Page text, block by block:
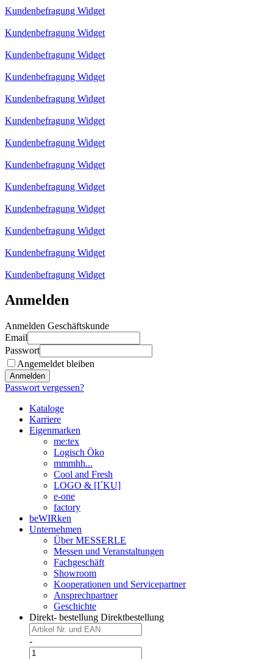
Kundenbefragung Widget
Kundenbefragung Widget
Kundenbefragung Widget
Kundenbefragung Widget
Kundenbefragung Widget
Kundenbefragung Widget
Kundenbefragung Widget
Kundenbefragung Widget
Kundenbefragung Widget
Kundenbefragung Widget
Kundenbefragung Widget
Kundenbefragung Widget
Kundenbefragung Widget
Anmelden
Anmelden Geschäftskunde
Email
Passwort
Angemeldet bleiben
Anmelden
Passwort vergessen?
Kataloge
Karriere
Eigenmarken
me:tex
Logisch Öko
mmmhh...
Cool and Fresh
LOGO & [I´KU]
e-one
factory
beWIRken
Unternehmen
Über MESSERLE
Messen und Veranstaltungen
Fachgeschäft
Showroom
Kooperationen und Servicepartner
Ansprechpartner
Geschichte
Direkt- bestellung Direktbestellung
-